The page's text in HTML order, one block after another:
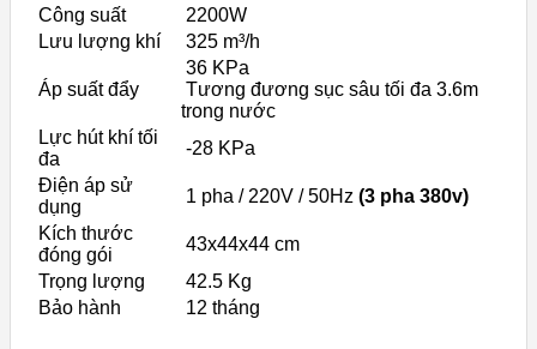
Công suất
2200W
Lưu lượng khí
325 m³/h
Áp suất đẩy
36 KPa
Tương đương sục sâu tối đa 3.6m
trong nước
Lực hút khí tối
đa
-28 KPa
Điện áp sử
dụng
1 pha / 220V / 50Hz (3 pha 380v)
Kích thước
đóng gói
43x44x44 cm
Trọng lượng
42.5 Kg
Bảo hành
12 tháng